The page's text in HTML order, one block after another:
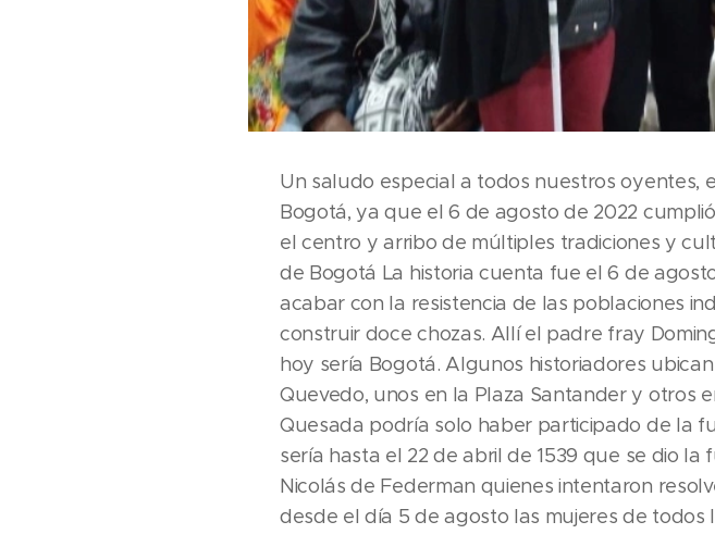
Un saludo especial a todos nuestros oyentes,
Bogotá, ya que el 6 de agosto de 2022
el centro y arribo de múltiples tradiciones y
de Bogotá La historia cuenta fue el 6 de
acabar con la resistencia de las poblaciones
construir doce chozas. Allí el padre fray
hoy sería Bogotá. Algunos historiadores
Quevedo, unos en la Plaza Santander y otros
Quesada podría solo haber participado de la
sería hasta el 22 de abril de 1539 que se dio
Nicolás de Federman quienes intentaron
desde el día 5 de agosto las mujeres de